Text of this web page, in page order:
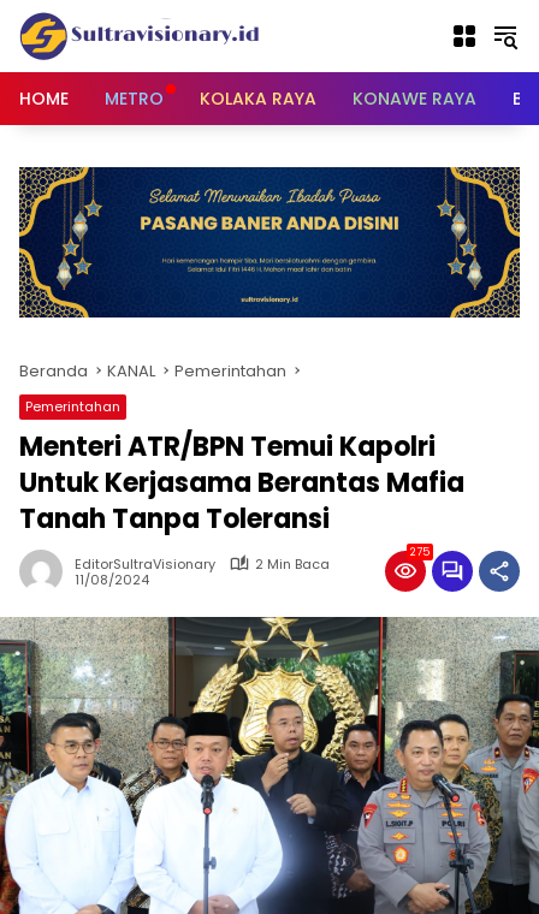
Langsung
konten
HOME
METRO KOLAKA RAYA KONAWE RAYA
Beranda KANAL Pemerintahan
Pemerintahan
Menteri ATR/BPN Temui Kapolri
Untuk Kerjasama Berantas Mafia
Tanah Tanpa Toleransi
EditorSultraVisionary
2 Min Baca
11/08/2024
275